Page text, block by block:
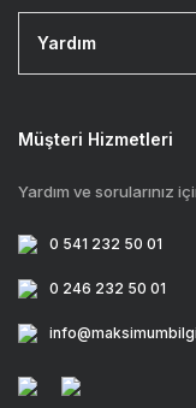
Yardım
Müşteri Hizmetleri
Yardım ve sorularınız
0 541 232 50 01
0 246 232 50 01